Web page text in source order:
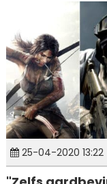
25-04-2020 13:22